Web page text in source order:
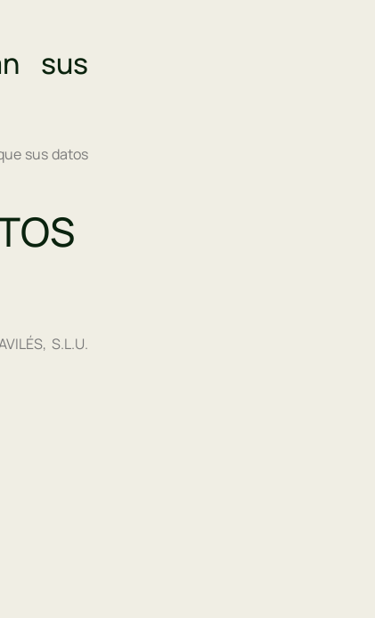
sus
sus datos
S.L.U.